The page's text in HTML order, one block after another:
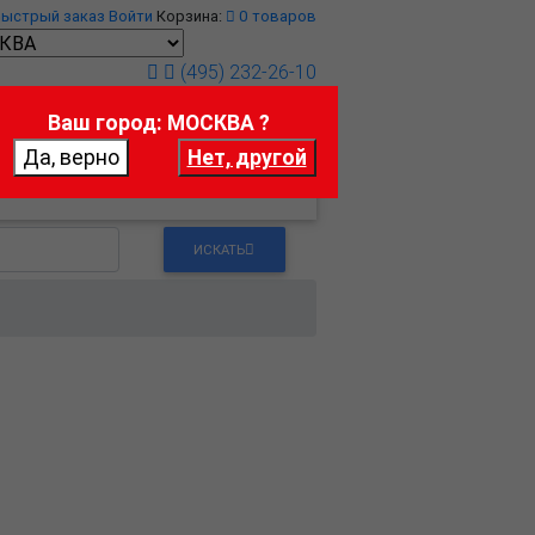
заказ Войти Корзина: 0 товаров
(495) 232-26-10
ИСКАТЬ
Ваш город: МОСКВА ?